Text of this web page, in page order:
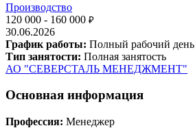
Производство
120 000 - 160 000 ₽
30.06.2026
График работы: Полный рабочий день
Тип занятости: Полная занятость
АО "СЕВЕРСТАЛЬ МЕНЕДЖМЕНТ"
Основная информация
Профессия: Менеджер